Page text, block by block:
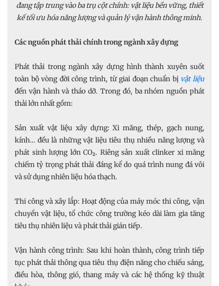
đang tập trung vào ba trụ cột chính: vật liệu bền vững, thiết
kế tối ưu hóa năng lượng và quản lý vận hành thông minh.
Các nguồn phát thải chính trong ngành xây dựng
Phát thải trong ngành xây dựng hình thành xuyên suốt
toàn bộ vòng đời công trình, từ giai đoạn chuẩn bị vật liệu
đến vận hành và tháo dỡ. Trong đó, ba nhóm nguồn phát
thải lớn nhất gồm:
Sản xuất vật liệu xây dựng: Xi măng, thép, gạch nung,
kính… đều là những vật liệu tiêu thụ nhiều năng lượng và
phát sinh lượng lớn CO₂. Riêng sản xuất clinker xi măng
chiếm tỷ trọng phát thải đáng kể do quá trình nung đá vôi
và sử dụng nhiên liệu hóa thạch.
Thi công và xây lắp: Hoạt động của máy móc thi công, vận
chuyển vật liệu, tổ chức công trường kéo dài làm gia tăng
tiêu thụ nhiên liệu và phát thải gián tiếp.
Vận hành công trình: Sau khi hoàn thành, công trình tiếp
tục phát thải thông qua tiêu thụ điện năng cho chiếu sáng,
điều hòa, thông gió, thang máy và các hệ thống kỹ thuật